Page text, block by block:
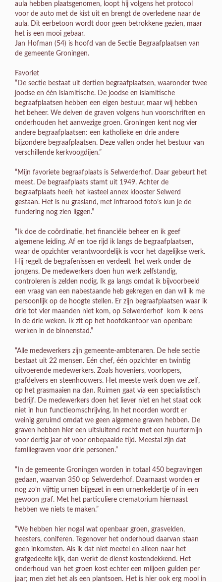
aula hebben plaatsgenomen, loopt hij volgens het protocol
voor de auto met de kist uit en brengt de overledene naar de
aula. Dit eerbetoon wordt door geen betrokkene gezien, maar
het is een mooi gebaar.
Jan Hofman (54) is hoofd van de Sectie Begraafplaatsen van
de gemeente Groningen.
Favoriet
“De sectie bestaat uit dertien begraafplaatsen, waaronder twee
joodse en één islamitische. De joodse en islamitische
begraafplaatsen hebben een eigen bestuur, maar wij hebben
het beheer. We delven de graven volgens hun voorschriften en
onderhouden het aanwezige groen. Groningen kent nog vier
andere begraafplaatsen: een katholieke en drie andere
bijzondere begraafplaatsen. Deze vallen onder het bestuur van
verschillende kerkvoogdijen.”
“Mijn favoriete begraafplaats is Selwerderhof. Daar gebeurt het
meest. De begraafplaats stamt uit 1949. Achter de
begraafplaats heeft het kasteel annex klooster Selwerd
gestaan. Het is nu grasland, met infrarood foto’s kun je de
fundering nog zien liggen.”
“Ik doe de coördinatie, het financiële beheer en ik geef
algemene leiding. Af en toe rijd ik langs de begraafplaatsen,
waar de opzichter verantwoordelijk is voor het dagelijkse werk.
Hij regelt de begrafenissen en verdeelt het werk onder de
jongens. De medewerkers doen hun werk zelfstandig,
controleren is zelden nodig. Ik ga langs omdat ik bijvoorbeeld
een vraag van een nabestaande heb gekregen en dan wil ik me
persoonlijk op de hoogte stellen. Er zijn begraafplaatsen waar ik
drie tot vier maanden niet kom, op Selwerderhof kom ik eens
in de drie weken. Ik zit op het hoofdkantoor van openbare
werken in de binnenstad.”
“Alle medewerkers zijn gemeente-ambtenaren. De hele sectie
bestaat uit 22 mensen. Eén chef, één opzichter en twintig
uitvoerende medewerkers. Zoals hoveniers, voorlopers,
grafdelvers en steenhouwers. Het meeste werk doen we zelf,
op het grasmaaien na dan. Ruimen gaat via een specialistisch
bedrijf. De medewerkers doen het liever niet en het staat ook
niet in hun functieomschrijving. In het noorden wordt er
weinig geruimd omdat we geen algemene graven hebben. De
graven hebben hier een uitsluitend recht met een huurtermijn
voor dertig jaar of voor onbepaalde tijd. Meestal zijn dat
familiegraven voor drie personen.”
“In de gemeente Groningen worden in totaal 450 begravingen
gedaan, waarvan 350 op Selwerderhof. Daarnaast worden er
nog zo’n vijftig urnen bijgezet in een urnenkeldertje of in een
gewoon graf. Met het particuliere crematorium hiernaast
hebben we niets te maken.”
“We hebben hier nogal wat openbaar groen, grasvelden,
heesters, coniferen. Tegenover het onderhoud daarvan staan
geen inkomsten. Als ik dat niet meetel en alleen naar het
grafgedeelte kijk, dan werkt de dienst kostendekkend. Het
onderhoud van het groen kost echter een miljoen gulden per
jaar; men ziet het als een plantsoen. Het is hier ook erg mooi in